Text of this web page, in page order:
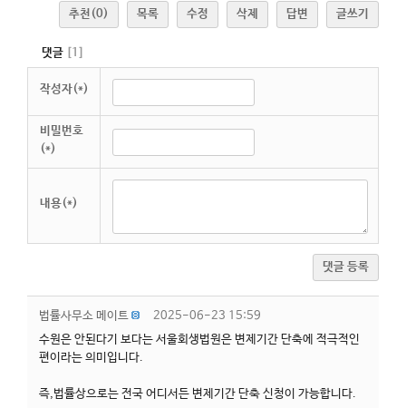
추천 (0) 목록 수정 삭제 답변 글쓰기
댓글 [1 ]
작성자(*)
비밀번호
(*)
내용(*)
댓글 등록
법률사무소 메이트
2025-06-23 15:59
수원은 안된다기 보다는 서울회생법원은 변제기간 단축에 적극적인
편이라는 의미입니다.
즉,법률상으로는 전국 어디서든 변제기간 단축 신청이 가능합니다.